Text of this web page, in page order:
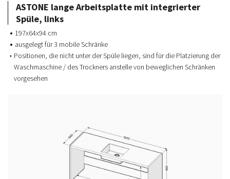
ASTONE lange Arbeitsplatte mit integrierter
Spüle, links
197x64x94 cm
ausgelegt für 3 mobile Schränke
Positionen, die nicht unter der Spüle liegen, sind für die Platzierung der
Waschmaschine / des Trockners anstelle von beweglichen Schränken
vorgesehen